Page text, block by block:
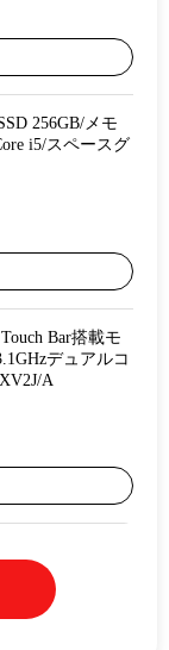
256GB/メモ
i5/スペースグ
Bar搭載モ
デュアルコ
A